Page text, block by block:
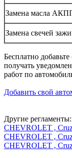
Замена масла
Замена свечей
Бесплатно
получать
работ по
Добавить свой
Другие регламенты:
CHEVROLET ,
CHEVROLET ,
CHEVROLET ,